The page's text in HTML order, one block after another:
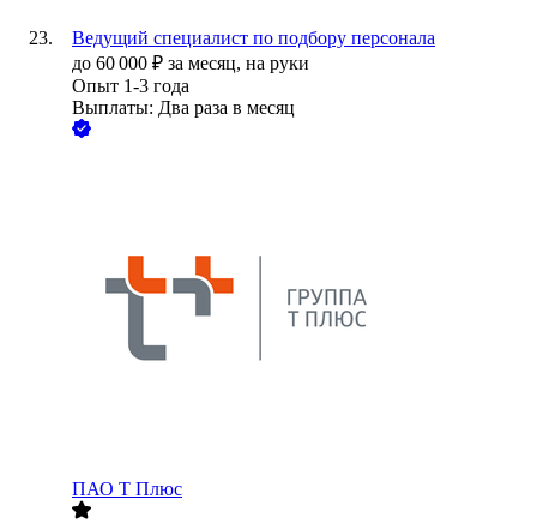
Ведущий специалист по подбору персонала
до 60 000 ₽ за месяц, на руки
Опыт 1-3 года
Выплаты: Два раза в месяц
ПАО Т Плюс